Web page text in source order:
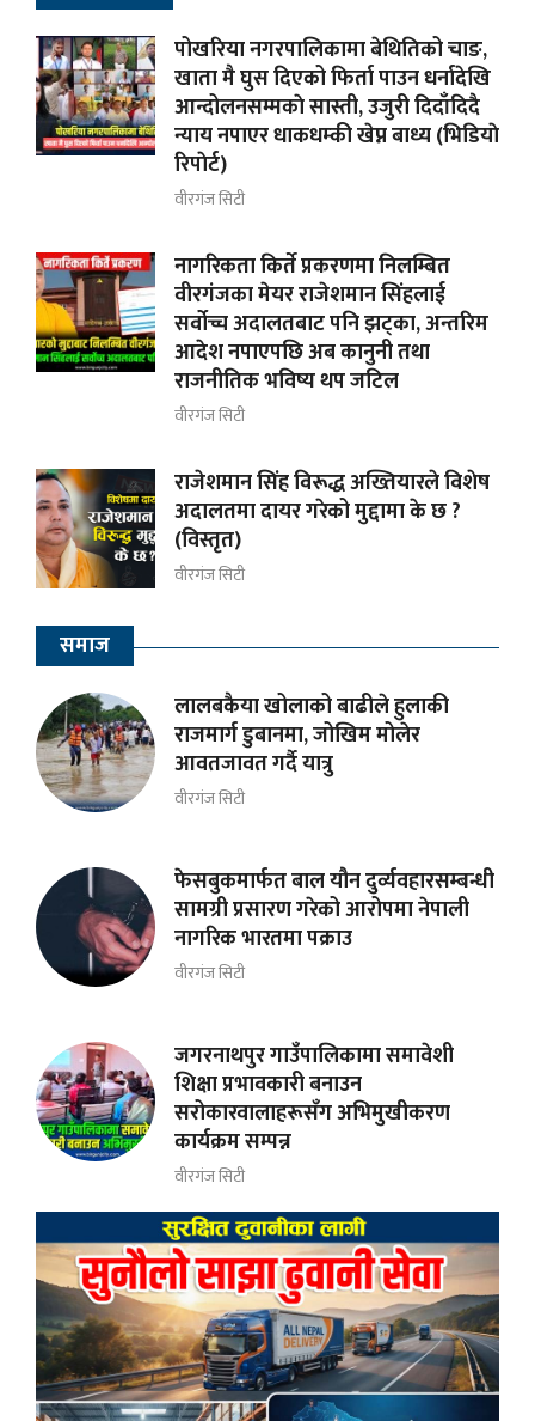
पोखरिया नगरपालिकामा बेथितिको चाङ,
खाता मै घुस दिएको फिर्ता पाउन धर्नादेखि
आन्दोलनसम्मकाे सास्ती, उजुरी दिदाँदिदै
न्याय नपाएर धाकधम्की खेप्न बाध्य (भिडियाे
रिपाेर्ट)
वीरगंज सिटी
नागरिकता किर्ते प्रकरणमा निलम्बित
वीरगंजका मेयर राजेशमान सिंहलाई
सर्वोच्च अदालतबाट पनि झट्का, अन्तरिम
आदेश नपाएपछि अब कानुनी तथा
राजनीतिक भविष्य थप जटिल
वीरगंज सिटी
राजेशमान सिंह विरूद्ध अख्तियारले विशेष
अदालतमा दायर गरेको मुद्दामा के छ ?
(विस्तृत)
वीरगंज सिटी
समाज
लालबकैया खोलाको बाढीले हुलाकी
राजमार्ग डुबानमा, जोखिम मोलेर
आवतजावत गर्दै यात्रु
वीरगंज सिटी
फेसबुकमार्फत बाल यौन दुर्व्यवहारसम्बन्धी
सामग्री प्रसारण गरेको आरोपमा नेपाली
नागरिक भारतमा पक्राउ
वीरगंज सिटी
जगरनाथपुर गाउँपालिकामा समावेशी
शिक्षा प्रभावकारी बनाउन
सरोकारवालाहरूसँग अभिमुखीकरण
कार्यक्रम सम्पन्न
वीरगंज सिटी